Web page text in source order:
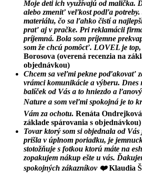
Moje deti ich využívajú od malička.
alebo zmeniť veľkost podľa potreby.
materiálu, čo sa ľahko čistí a
prať aj v pračke. Pri reklamácii
príjemná. Bola som príjemne
som že chcú pomôcť. LOVEL je
Borosova (overená recenzia na
objednávkou)
Chcem sa veľmi pekne poďakovať
vrámci komunikácie a výberu. Dnes
balíček od Vás a to hniezdo a
Nature a som veľmi spokojná je to
Vám za ochotu. Renáta Ondrejková
základe spárovania s objednávkou)
Tovar ktorý som si objednala od
prišla v úplnom poriadku, je
stotožňuje s fotkou ktorú máte na
zopakujem nákup ešte u vás.
spokojných zákazníkov ❤️ Klaudia